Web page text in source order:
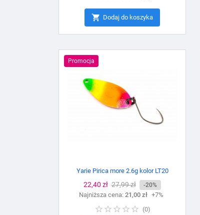
 Dodaj do koszyka
Promocja
Yarie Pirica more 2.6g kolor LT20
Cena
22,40 zł Cena
podstawowa
27,99 zł -20%
Najniższa cena: 21,00 zł +7%
(0)